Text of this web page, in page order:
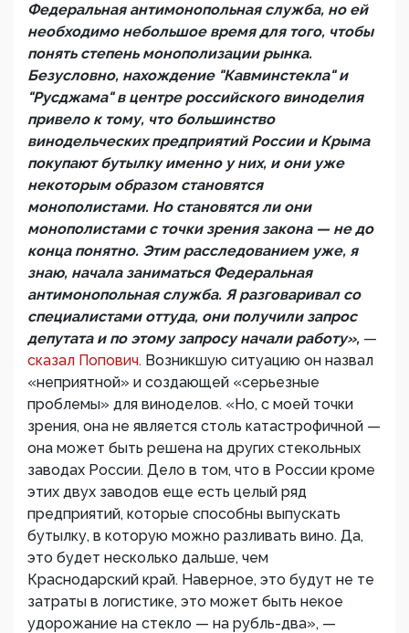
Федеральная антимонопольная служба, но ей
необходимо небольшое время для того, чтобы
понять степень монополизации рынка.
Безусловно, нахождение "Кавминстекла" и
"Русджама" в центре российского виноделия
привело к тому, что большинство
винодельческих предприятий России и Крыма
покупают бутылку именно у них, и они уже
некоторым образом становятся
монополистами. Но становятся ли они
монополистами с точки зрения закона — не до
конца понятно. Этим расследованием уже, я
знаю, начала заниматься Федеральная
антимонопольная служба. Я разговаривал со
специалистами оттуда, они получили запрос
депутата и по этому запросу начали работу», —
сказал Попович. Возникшую ситуацию он назвал
«неприятной» и создающей «серьезные
проблемы» для виноделов. «Но, с моей точки
зрения, она не является столь катастрофичной —
она может быть решена на других стекольных
заводах России. Дело в том, что в России кроме
этих двух заводов еще есть целый ряд
предприятий, которые способны выпускать
бутылку, в которую можно разливать вино. Да,
это будет несколько дальше, чем
Краснодарский край. Наверное, это будут не те
затраты в логистике, это может быть некое
удорожание на стекло — на рубль-два», —